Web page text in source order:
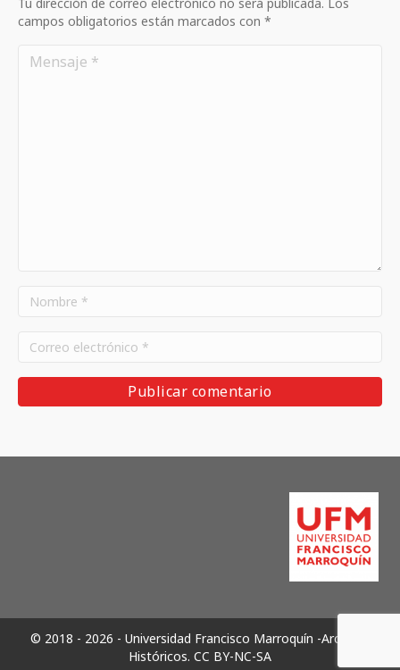
campos obligatorios están marcados con *
© 2018 - 2026 - Universidad Francisco Marroquín -Archivos
Históricos. CC BY-NC-SA